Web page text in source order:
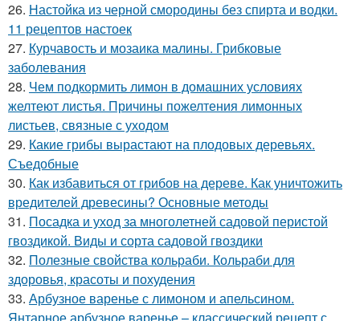
26. Настойка из черной смородины без спирта и водки.
11 рецептов настоек
27. Курчавость и мозаика малины. Грибковые
заболевания
28. Чем подкормить лимон в домашних условиях
желтеют листья. Причины пожелтения лимонных
листьев, связные с уходом
29. Какие грибы вырастают на плодовых деревьях.
Съедобные
30. Как избавиться от грибов на дереве. Как уничтожить
вредителей древесины? Основные методы
31. Посадка и уход за многолетней садовой перистой
гвоздикой. Виды и сорта садовой гвоздики
32. Полезные свойства кольраби. Кольраби для
здоровья, красоты и похудения
33. Арбузное варенье с лимоном и апельсином.